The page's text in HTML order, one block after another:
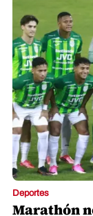
Deportes
Marathón